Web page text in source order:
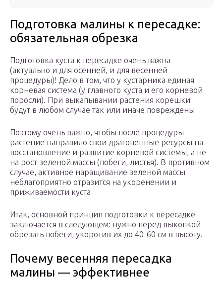
Подготовка малины к пересадке:
обязательная обрезка
Подготовка куста к пересадке очень важна
(актуально и для осенней, и для весенней
процедуры)! Дело в том, что у кустарника единая
корневая система (у главного куста и его корневой
поросли). При выкапывании растения корешки
будут в любом случае так или иначе повреждены
Поэтому очень важно, чтобы после процедуры
растение направило свои драгоценные ресурсы на
восстановление и развитие корневой системы, а не
на рост зеленой массы (побеги, листья). В противном
случае, активное наращивание зеленой массы
неблагоприятно отразится на укоренении и
приживаемости куста
Итак, основной принцип подготовки к пересадке
заключается в следующем: нужно перед выкопкой
обрезать побеги, укоротив их до 40-60 см в высоту.
Почему весенняя пересадка
малины — эффективнее